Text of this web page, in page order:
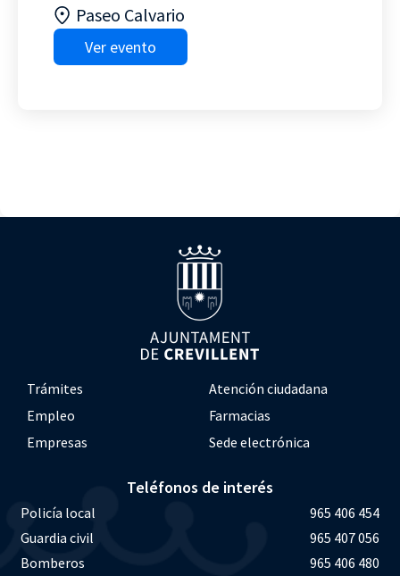
Paseo Calvario
Ver evento
Trámites
Atención ciudadana
Empleo
Farmacias
Empresas
Sede electrónica
Teléfonos de interés
Policía local
965 406 454
Guardia civil
965 407 056
Bomberos
965 406 480